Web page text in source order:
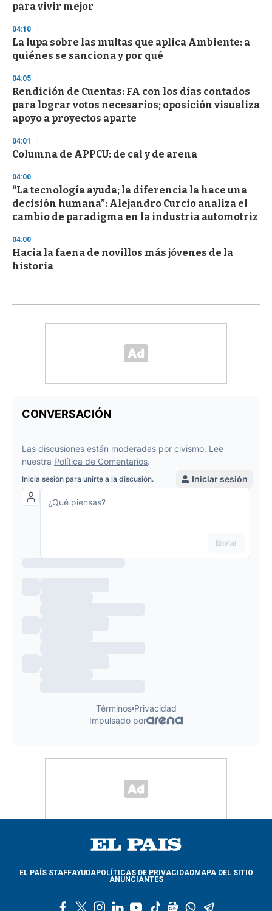
para vivir mejor
04:10
La lupa sobre las multas que aplica Ambiente: a
quiénes se sanciona y por qué
04:05
Rendición de Cuentas: FA con los días contados
para lograr votos necesarios; oposición visualiza
apoyo a proyectos aparte
04:01
Columna de APPCU: de cal y de arena
04:00
“La tecnología ayuda; la diferencia la hace una
decisión humana”: Alejandro Curcio analiza el
cambio de paradigma en la industria automotriz
04:00
Hacia la faena de novillos más jóvenes de la
historia
EL PAÍS STAFFAYUDAPOLÍTICAS DE PRIVACIDADMAPA DEL SITIO
ANUNCIANTES
l y t g w